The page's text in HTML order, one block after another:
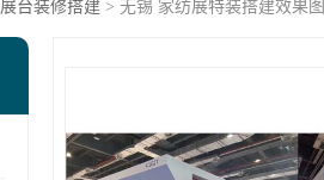
展台装修搭建 > 无锡 家纺展特装搭建效果图